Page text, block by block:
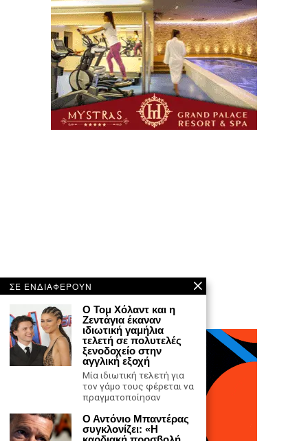
ΣΕ ΕΝΔΙΑΦΕΡΟΥΝ
O Τομ Χόλαντ και η
Ζεντάγια έκαναν
ιδιωτική γαμήλια
τελετή σε πολυτελές
ξενοδοχείο στην
αγγλική εξοχή
Μία ιδιωτική τελετή για
τον γάμο τους φέρεται να
πραγματοποίησαν
Ο Αντόνιο Μπαντέρας
συγκλονίζει: «Η